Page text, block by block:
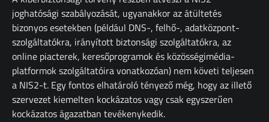
joghatósági szabályozását, ugyanakkor az átültetés
bizonyos esetekben (például DNS-, felhő-, adatközpont-
szolgáltatókra, irányított biztonsági szolgáltatókra, az
online piacterek, keresőprogramok és közösségimédia-
platformok szolgáltatóira vonatkozóan) nem követi teljesen
a NIS2-t. Egy fontos elhatároló tényező még, hogy az illető
szervezet kiemelten kockázatos vagy csak egyszerűen
kockázatos ágazatban tevékenykedik.